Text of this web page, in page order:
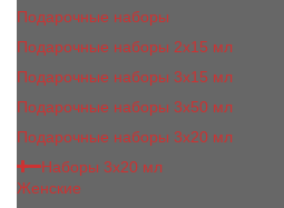
Подарочные наборы
Подарочные наборы 2x15 мл
Подарочные наборы 3х15 мл
Подарочные наборы 3x50 мл
Подарочные наборы 3x20 мл
Наборы 3х20 мл
Женские